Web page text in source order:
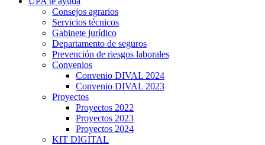
Consejos agrarios
Servicios técnicos
Gabinete jurídico
Departamento de seguros
Prevención de riesgos laborales
Convenios
Convenio DIVAL 2024
Convenio DIVAL 2023
Proyectos
Proyectos 2022
Proyectos 2023
Proyectos 2024
KIT DIGITAL